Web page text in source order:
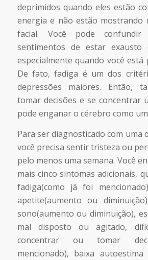
deprimidos quando eles estão
energia e não estão mostrando
facial. Você pode confundir
sentimentos de estar exausto
especialmente quando você está
De fato, fadiga é um dos
depressões maiores. Então,
tomar decisões e se concentrar
pode enganar o cérebro como
Para ser diagnosticado com uma
você precisa sentir tristeza ou
pelo menos uma semana. Você
mais cinco sintomas adicionais,
fadiga(como já foi
apetite(aumento ou
sono(aumento ou diminuição),
mal disposto ou agitado,
concentrar ou tomar
mencionado), baixa